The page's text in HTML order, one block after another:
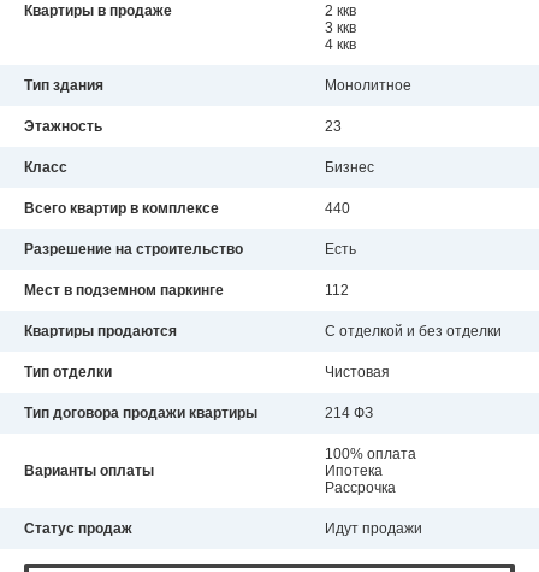
Квартиры в продаже
2 ккв
3 ккв
4 ккв
Тип здания Монолитное
Этажность 23
Класс Бизнес
Всего квартир в комплексе 440
Разрешение на строительство Есть
Мест в подземном паркинге 112
Квартиры продаются С отделкой и без отделки
Тип отделки Чистовая
Тип договора продажи квартиры 214 ФЗ
Варианты оплаты
100% оплата
Ипотека
Рассрочка
Статус продаж Идут продажи